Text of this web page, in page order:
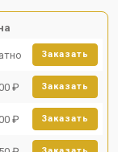
Заказать
₽ Заказать
₽ Заказать